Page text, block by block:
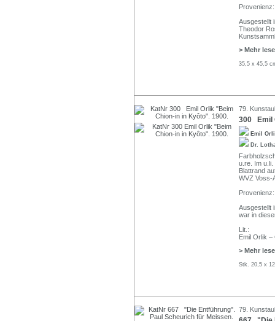
Ausgestellt
Theodor
> Mehr
35,5 x 45,5
79.
300 Emil
Emil
Dr.
u.re. Im u.li.
Blattrand
WVZ Voss-
Ausgestellt
war in
Lit.:
Emil Orlik
> Mehr
Stk. 20,5 x
79.